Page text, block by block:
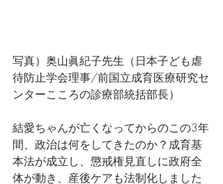
写真）奥山眞紀子先生（日本子ども虐
待防止学会理事/前国立成育医療研究セ
ンターこころの診療部統括部長）
結愛ちゃんが亡くなってからのこの3年
間、政治は何をしてきたのか？成育基
本法が成立し、懲戒権見直しに政府全
体が動き、産後ケアも法制化しました